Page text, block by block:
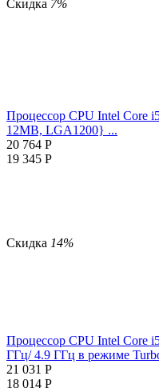
Скидка 7%
Процессор CPU Intel Core
12MB, LGA1200} ...
20 764 Р
19 345 Р
Скидка 14%
Процессор CPU Intel Core
ГГц/ 4.9 ГГц в режиме
21 031 Р
18 014 Р